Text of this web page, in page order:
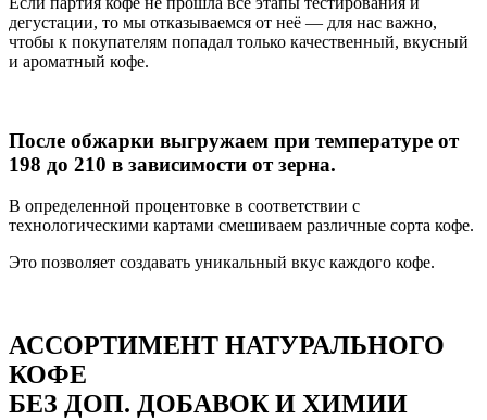
дегустации, то мы отказываемся от неё — для нас важно,
чтобы к покупателям попадал только качественный, вкусный
и ароматный кофе.
После обжарки выгружаем при температуре от
198 до 210 в зависимости от зерна.
В определенной процентовке в соответствии с
технологическими картами смешиваем различные сорта кофе.
Это позволяет создавать уникальный вкус каждого кофе.
АССОРТИМЕНТ НАТУРАЛЬНОГО
КОФЕ
БЕЗ ДОП. ДОБАВОК И ХИМИИ